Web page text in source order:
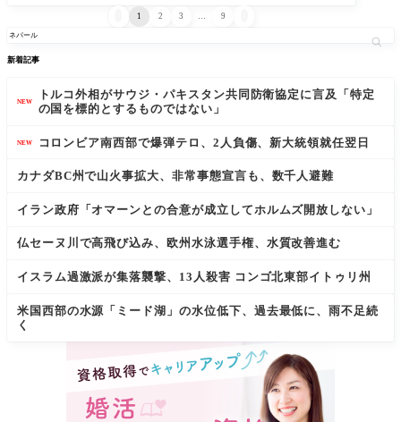
1 2 3 … 9
新着記事
NEW
トルコ外相がサウジ・パキスタン共同防衛協定に言及「特定
の国を標的とするものではない」
NEW コロンビア南西部で爆弾テロ、2人負傷、新大統領就任翌日
カナダBC州で山火事拡大、非常事態宣言も、数千人避難
イラン政府「オマーンとの合意が成立してホルムズ開放しない」
仏セーヌ川で高飛び込み、欧州水泳選手権、水質改善進む
イスラム過激派が集落襲撃、13人殺害 コンゴ北東部イトゥリ州
米国西部の水源「ミード湖」の水位低下、過去最低に、雨不足続
く